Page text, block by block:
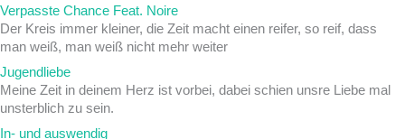
Verpasste Chance Feat. Noire
Der Kreis immer kleiner, die Zeit macht einen reifer, so reif, dass
man weiß, man weiß nicht mehr weiter
Jugendliebe
Meine Zeit in deinem Herz ist vorbei, dabei schien unsre Liebe mal
unsterblich zu sein.
In- und auswendig